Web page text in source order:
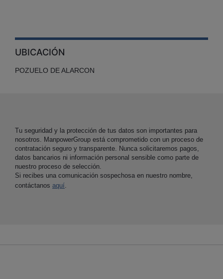
UBICACIÓN
POZUELO DE ALARCON
Tu seguridad y la protección de tus datos son importantes para
nosotros. ManpowerGroup está comprometido con un proceso de
contratación seguro y transparente. Nunca solicitaremos pagos,
datos bancarios ni información personal sensible como parte de
nuestro proceso de selección.
Si recibes una comunicación sospechosa en nuestro nombre,
contáctanos aquí.